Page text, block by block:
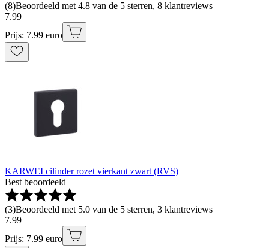
(8)Beoordeeld met 4.8 van de 5 sterren, 8 klantreviews
7.99
Prijs: 7.99 euro
KARWEI cilinder rozet vierkant zwart (RVS)
Best beoordeeld
(3)Beoordeeld met 5.0 van de 5 sterren, 3 klantreviews
7.99
Prijs: 7.99 euro